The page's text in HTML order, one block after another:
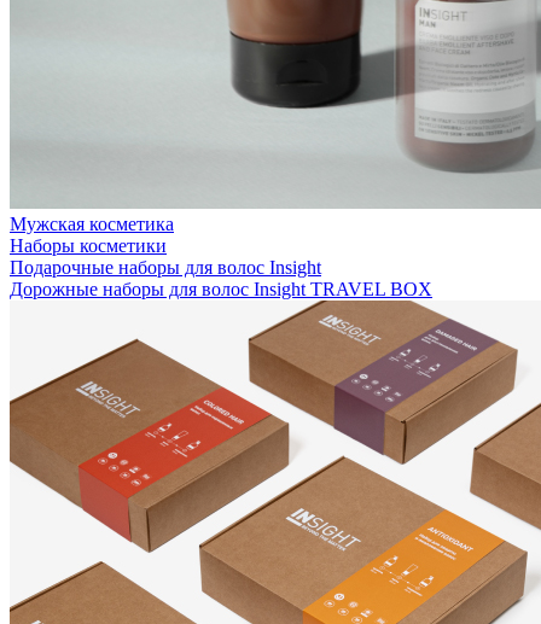
Мужская косметика
Наборы косметики
Подарочные наборы для волос Insight
Дорожные наборы для волос Insight TRAVEL BOX